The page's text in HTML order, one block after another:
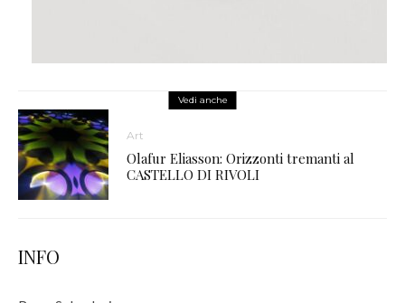
Vedi anche
Art
Olafur Eliasson: Orizzonti tremanti al
CASTELLO DI RIVOLI
INFO